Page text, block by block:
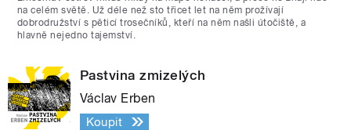
na celém světě. Už déle než sto třicet let na něm prožívají
dobrodružství s pěticí trosečníků, kteří na něm našli útočiště, a
hlavně nejedno tajemství.
Pastvina zmizelých
Václav Erben
Koupit